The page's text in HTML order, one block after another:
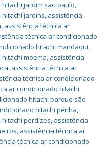
jardim são paulo,
hitachi jardins, assistência
, assistência técnica ar
técnica ar condicionado
hitachi mandaqui,
moema, assistência
, assistência técnica ar
técnica ar condicionado
ar condicionado hitachi
hitachi parque são
hitachi penha,
hitachi perdizes, assistência
, assistência técnica ar
técnica ar condicionado